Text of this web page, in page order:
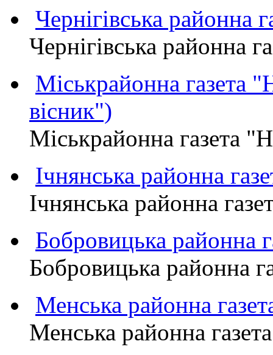
Чернігівська
Чернігівська
Міськрайонна
вісник")
Міськрайонна газета
Ічнянська районна
Ічнянська районна
Бобровицька
Бобровицька
Менська районна
Менська районна